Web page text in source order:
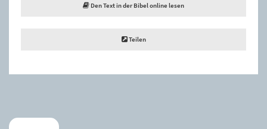
Den Text in der Bibel online lesen
Teilen